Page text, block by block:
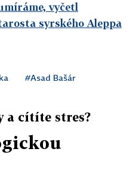
vyčetl
syrského Aleppa
#Asad Bašár
a cítíte stres?